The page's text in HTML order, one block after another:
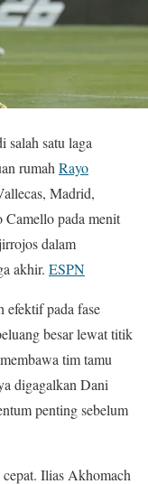
salah satu laga
rumah Rayo
Madrid,
pada menit
dalam
akhir. ESPN
efektif pada fase
besar lewat titik
tim tamu
digagalkan Dani
penting sebelum
Ilias Akhomach